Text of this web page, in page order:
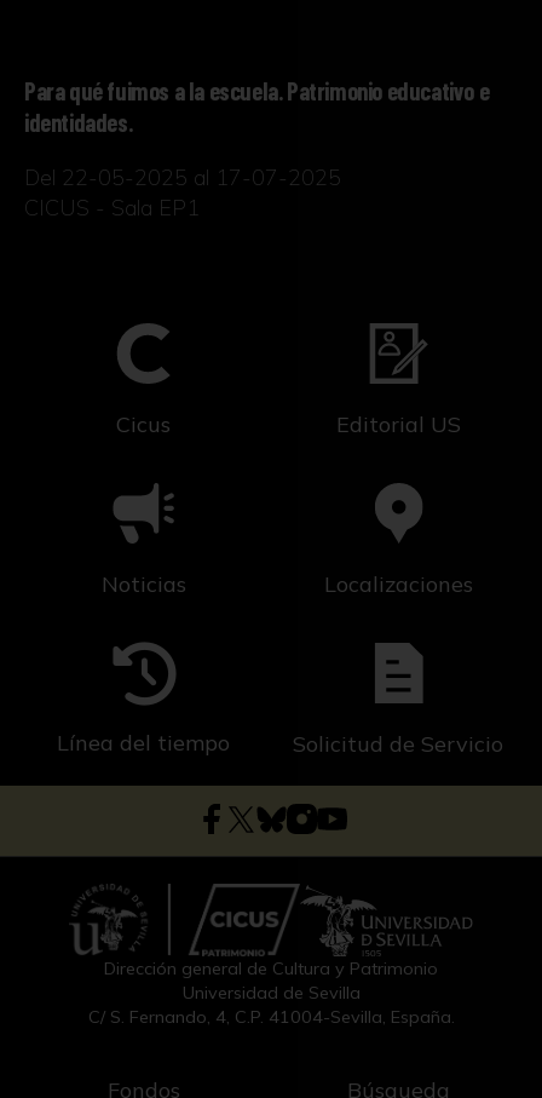
Para qué fuimos a la escuela. Patrimonio educativo e
identidades.
Del 22-05-2025 al 17-07-2025
CICUS - Sala EP1
Cicus Editorial US
Noticias Localizaciones
Línea del tiempo Solicitud de Servicio
Dirección general de Cultura y Patrimonio
Universidad de Sevilla
C/ S. Fernando, 4, C.P. 41004-Sevilla, España.
Fondos Búsqueda